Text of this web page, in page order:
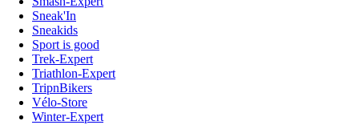
Sneak'In
Sneakids
Sport is good
Trek-Expert
Triathlon-Expert
TripnBikers
Vélo-Store
Winter-Expert